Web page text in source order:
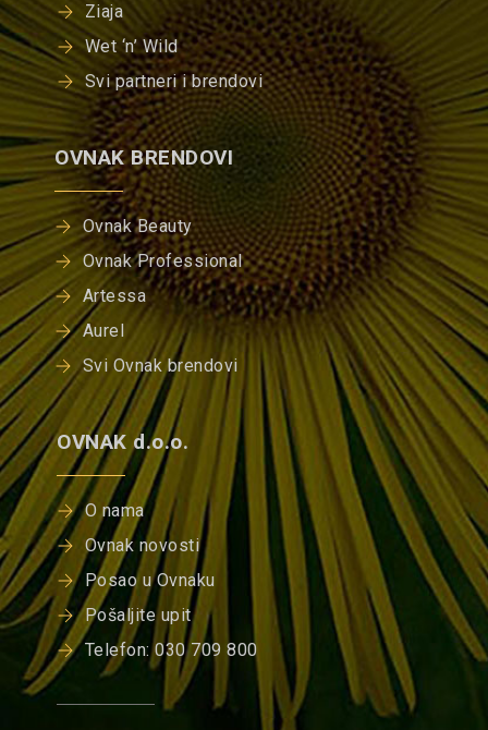
Ziaja
Wet ‘n’ Wild
Svi partneri i brendovi
OVNAK BRENDOVI
Ovnak Beauty
Ovnak Professional
Artessa
Aurel
Svi Ovnak brendovi
OVNAK d.o.o.
O nama
Ovnak novosti
Posao u Ovnaku
Pošaljite upit
Telefon: 030 709 800